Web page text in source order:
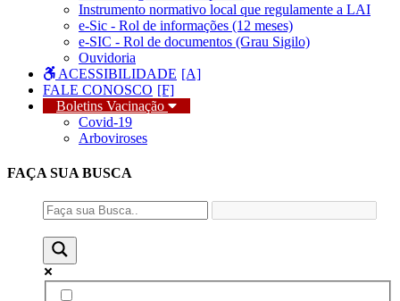
Instrumento normativo local que regulamente a LAI
e-Sic - Rol de informações (12 meses)
e-SIC - Rol de documentos (Grau Sigilo)
Ouvidoria
ACESSIBILIDADE
FALE CONOSCO
Boletins Vacinação
Covid-19
Arboviroses
FAÇA SUA BUSCA